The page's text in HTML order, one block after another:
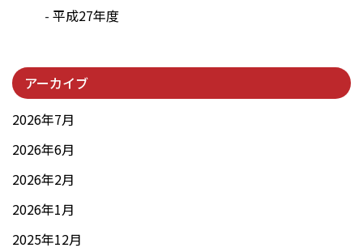
平成27年度
アーカイブ
2026年7月
2026年6月
2026年2月
2026年1月
2025年12月